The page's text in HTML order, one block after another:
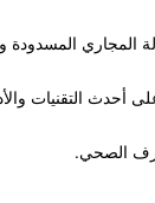
المجاري المسدودة
أحدث التقنيات
الصحي.